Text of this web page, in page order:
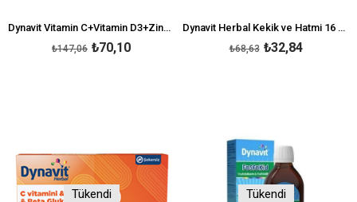
Dynavit Vitamin C+Vitamin D3+Zinc 20 Efervesan Tablet
₺70,10
₺147,06
Dynavit Herbal Kekik ve Hatmi 16 Pastil
₺32,84
₺68,63
Tükendi Tükendi